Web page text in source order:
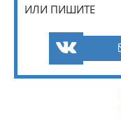
ИЛИ ПИШИТЕ